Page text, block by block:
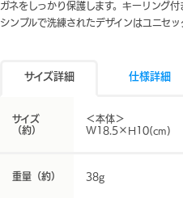
ガネをしっかり保護します。キーリング
シンプルで洗練されたデザインはユニセ
サイズ詳細 仕様詳細
サイズ
（約）
＜本体＞
W18.5×H10(cm)
重量（約） 38g